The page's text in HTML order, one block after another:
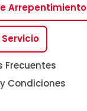
Arrepentimiento
Frecuentes
Condiciones